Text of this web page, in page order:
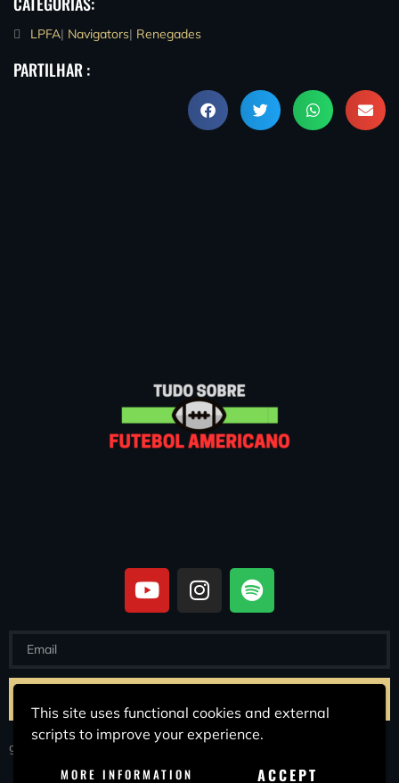
This site uses functional cookies and external
scripts to improve your experience.
MORE INFORMATION ACCEPT
LPFA| Navigators| Renegades
PARTILHAR :
geral@tudosobrefutebolamericano.com